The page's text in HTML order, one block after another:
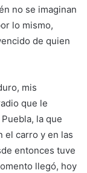
no se imaginan
lo mismo,
de quien
mis
que le
la que
el carro y en las
entonces tuve
llegó, hoy